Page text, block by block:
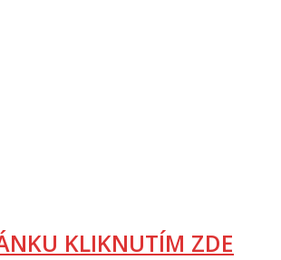
KLIKNUTÍM ZDE